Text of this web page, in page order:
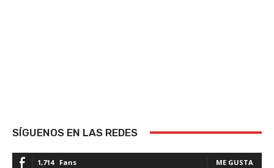
SÍGUENOS EN LAS REDES
1,714 Fans ME GUSTA